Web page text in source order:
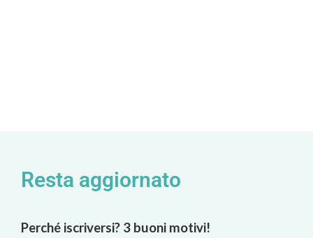
Resta aggiornato
Perché iscriversi? 3 buoni motivi!